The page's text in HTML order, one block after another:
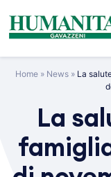
content
Home» News» La
La